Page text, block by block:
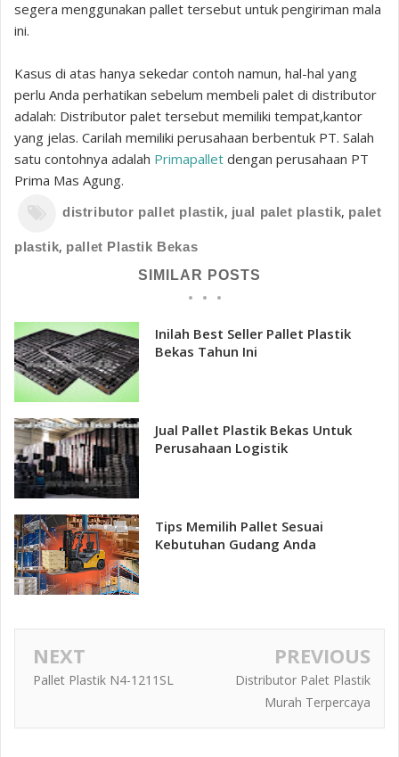
segera menggunakan pallet tersebut untuk pengiriman mala
ini.
Kasus di atas hanya sekedar contoh namun, hal-hal yang
perlu Anda perhatikan sebelum membeli palet di distributor
adalah: Distributor palet tersebut memiliki tempat,kantor
yang jelas. Carilah memiliki perusahaan berbentuk PT. Salah
satu contohnya adalah Primapallet dengan perusahaan PT
Prima Mas Agung.
distributor pallet plastik, jual palet plastik, palet
plastik, pallet Plastik Bekas
SIMILAR POSTS
Inilah Best Seller Pallet Plastik
Bekas Tahun Ini
Jual Pallet Plastik Bekas Untuk
Perusahaan Logistik
Tips Memilih Pallet Sesuai
Kebutuhan Gudang Anda
NEXT
Pallet Plastik N4-1211SL
PREVIOUS
Distributor Palet Plastik
Murah Terpercaya